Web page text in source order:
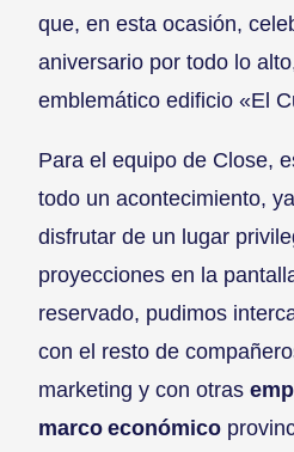
que, en esta ocasión,
aniversario por todo lo
emblemático edificio «El
Para el equipo de Close,
todo un acontecimiento,
disfrutar de un lugar
proyecciones en la
reservado, pudimos
con el resto de
marketing y con otras
marco económico